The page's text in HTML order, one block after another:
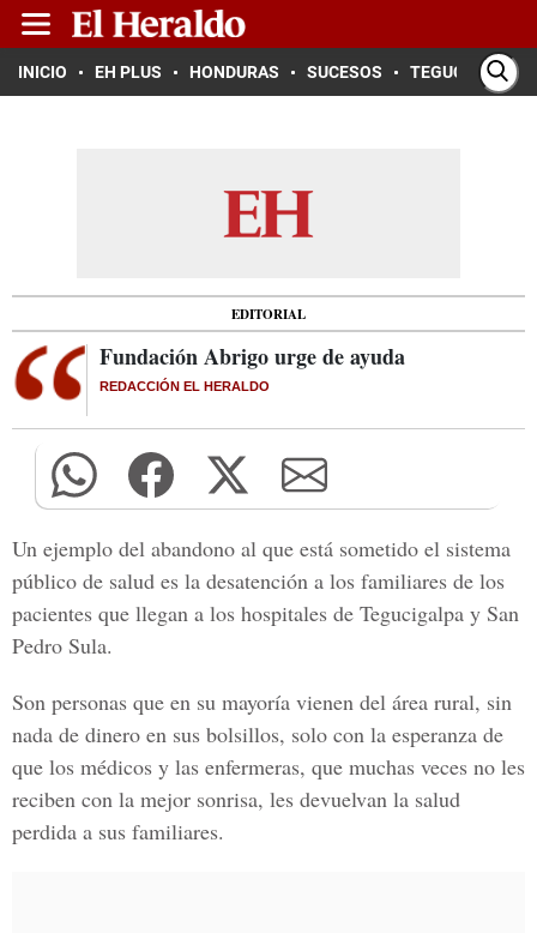
INICIO EH PLUS HONDURAS SUCESOS TEGUCIGALPA
EDITORIAL
Fundación Abrigo urge de ayuda
REDACCIÓN EL HERALDO
Un ejemplo del abandono al que está sometido el sistema
público de salud es la desatención a los familiares de los
pacientes que llegan a los hospitales de Tegucigalpa y San
Pedro Sula.
Son personas que en su mayoría vienen del área rural, sin
nada de dinero en sus bolsillos, solo con la esperanza de
que los médicos y las enfermeras, que muchas veces no les
reciben con la mejor sonrisa, les devuelvan la salud
perdida a sus familiares.